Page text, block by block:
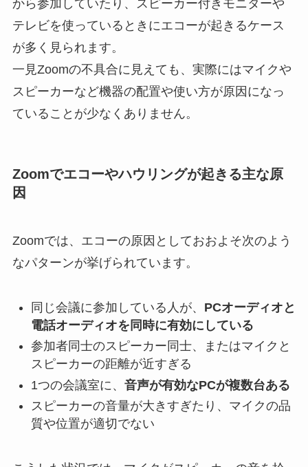
から参加していたり、スピーカー付きモニターや
テレビを使っているときにエコーが起きるケース
が多く見られます。
一見Zoomの不具合に見えても、実際にはマイクや
スピーカーなど機器の配置や使い方が原因になっ
ていることが少なくありません。
Zoomでエコーやハウリングが起きる主な原
因
Zoomでは、エコーの原因としておおよそ次のよう
なパターンが挙げられています。
同じ会議に参加している人が、 PCオーディオと
電話オーディオを同時に有効にしている
参加者同士のスピーカー同士、またはマイクと
スピーカーの距離が近すぎる
1つの会議室に、 音声が有効なPCが複数台ある
スピーカーの音量が大きすぎたり、マイクの品
質や位置が適切でない